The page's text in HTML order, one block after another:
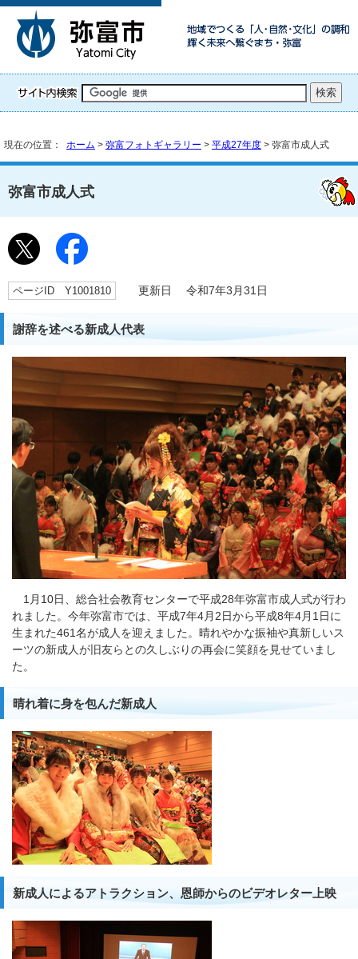
現在の位置： ホーム > 弥富フォトギャラリー > 平成27年度 > 弥富市成人式
弥富市成人式
ページID Y1001810 更新日 令和7年3月31日
謝辞を述べる新成人代表
1月10日、総合社会教育センターで平成28年弥富市成人式が行わ
れました。今年弥富市では、平成7年4月2日から平成8年4月1日に
生まれた461名が成人を迎えました。晴れやかな振袖や真新しいス
ーツの新成人が旧友らとの久しぶりの再会に笑顔を見せていまし
た。
晴れ着に身を包んだ新成人
新成人によるアトラクション、恩師からのビデオレター上映